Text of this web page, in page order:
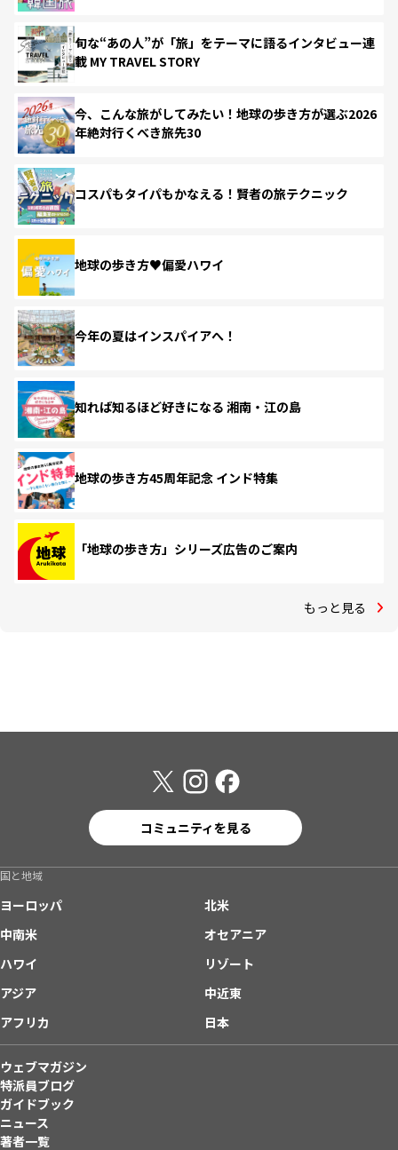
旬な“あの人”が「旅」をテーマに語るインタビュー連
載 MY TRAVEL STORY
今、こんな旅がしてみたい！地球の歩き方が選ぶ2026
年絶対行くべき旅先30
コスパもタイパもかなえる！賢者の旅テクニック
地球の歩き方♥偏愛ハワイ
今年の夏はインスパイアへ！
知れば知るほど好きになる 湘南・江の島
地球の歩き方45周年記念 インド特集
「地球の歩き方」シリーズ広告のご案内
もっと見る
コミュニティを見る
国と地域
ヨーロッパ
北米
中南米
オセアニア
ハワイ
リゾート
アジア
中近東
アフリカ
日本
ウェブマガジン
特派員ブログ
ガイドブック
ニュース
著者一覧